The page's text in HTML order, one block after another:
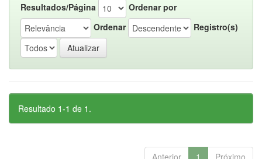
Resultados/Página
Ordenar por
Ordenar
Registro(s)
Resultado 1-1 de 1.
Anterior 1 Próximo